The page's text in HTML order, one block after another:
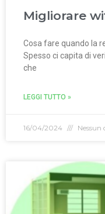
Migliorare
Cosa fare quando la
Spesso ci capita di
che
LEGGI TUTTO »
16/04/2024